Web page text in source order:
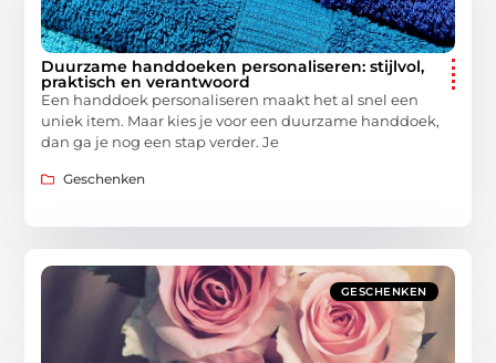
Duurzame handdoeken personaliseren: stijlvol,
praktisch en verantwoord
Een handdoek personaliseren maakt het al snel een
uniek item. Maar kies je voor een duurzame handdoek,
dan ga je nog een stap verder. Je
Geschenken
GESCHENKEN